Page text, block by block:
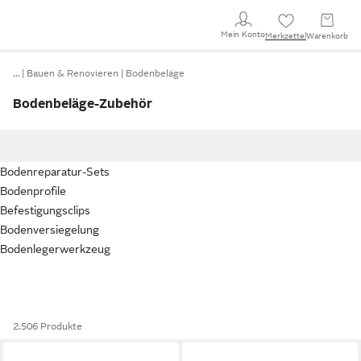
Mein KontoMerkzettel Warenkorb
… Bauen & Renovieren Bodenbeläge
Bodenbeläge-Zubehör
Bodenreparatur-Sets
Bodenprofile
Befestigungsclips
Bodenversiegelung
Bodenlegerwerkzeug
2.506 Produkte